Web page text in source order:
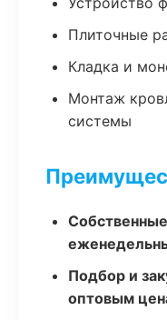
Плиточные
Кладка и
Монтаж
системы
Подбор и
оптовым